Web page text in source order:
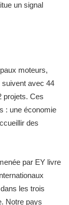
un signal
moteurs,
avec 44
projets. Ces
: une économie
des
par EY livre
les trois
Notre pays